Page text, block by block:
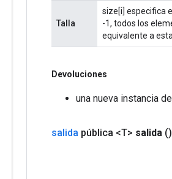
Talla
size[i] especifica
-1, todos los
equivalente a
Devoluciones
una nueva instancia
salida pública <T> salida ()